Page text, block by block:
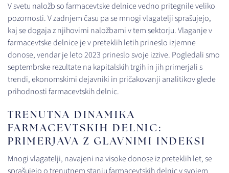
V svetu naložb so farmacevtske delnice vedno pritegnile veliko
pozornosti. V zadnjem času pa se mnogi vlagatelji sprašujejo,
kaj se dogaja z njihovimi naložbami v tem sektorju. Vlaganje v
farmacevtske delnice je v preteklih letih prineslo izjemne
donose, vendar je leto 2023 prineslo svoje izzive. Pogledali smo
septembrske rezultate na kapitalskih trgih in jih primerjali s
trendi, ekonomskimi dejavniki in pričakovanji analitikov glede
prihodnosti farmacevtskih delnic.
TRENUTNA DINAMIKA
FARMACEVTSKIH DELNIC:
PRIMERJAVA Z GLAVNIMI INDEKSI
Mnogi vlagatelji, navajeni na visoke donose iz preteklih let, se